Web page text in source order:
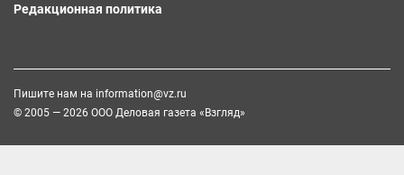
Редакционная политика
Пишите нам на information@vz.ru
© 2005 — 2026 ООО Деловая газета «Взгляд»